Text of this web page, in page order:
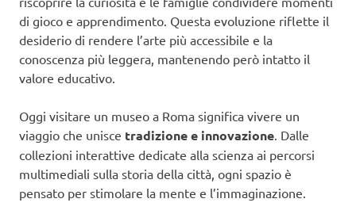
di gioco e apprendimento. Questa evoluzione riflette il
desiderio di rendere l’arte più accessibile e la
conoscenza più leggera, mantenendo però intatto il
valore educativo.
Oggi visitare un museo a Roma significa vivere un
viaggio che unisce tradizione e innovazione. Dalle
collezioni interattive dedicate alla scienza ai percorsi
multimediali sulla storia della città, ogni spazio è
pensato per stimolare la mente e l’immaginazione.